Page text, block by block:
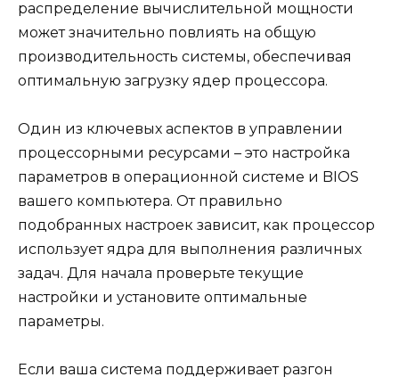
распределение вычислительной мощности
может значительно повлиять на общую
производительность системы, обеспечивая
оптимальную загрузку ядер процессора.
Один из ключевых аспектов в управлении
процессорными ресурсами – это настройка
параметров в операционной системе и BIOS
вашего компьютера. От правильно
подобранных настроек зависит, как процессор
использует ядра для выполнения различных
задач. Для начала проверьте текущие
настройки и установите оптимальные
параметры.
Если ваша система поддерживает разгон